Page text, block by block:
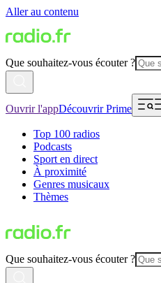
Aller au contenu
Que souhaitez-vous écouter ?
Ouvrir l'appDécouvrir Prime
Top 100 radios
Podcasts
Sport en direct
À proximité
Genres musicaux
Thèmes
Que souhaitez-vous écouter ?